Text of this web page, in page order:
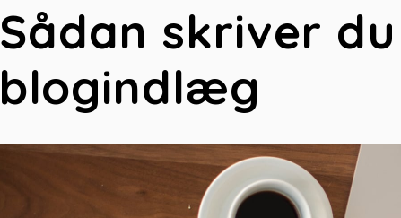
Sådan skriver
blogindlæg